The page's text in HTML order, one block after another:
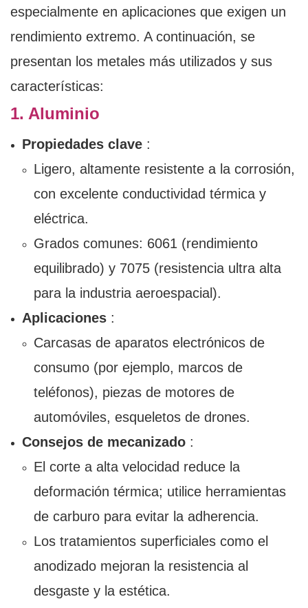
especialmente en aplicaciones que exigen un
rendimiento extremo. A continuación, se
presentan los metales más utilizados y sus
características:
1. Aluminio
Propiedades clave:
Ligero, altamente resistente a la corrosión,
con excelente conductividad térmica y
eléctrica.
Grados comunes: 6061 (rendimiento
equilibrado) y 7075 (resistencia ultra alta
para la industria aeroespacial).
Aplicaciones:
Carcasas de aparatos electrónicos de
consumo (por ejemplo, marcos de
teléfonos), piezas de motores de
automóviles, esqueletos de drones.
Consejos de mecanizado:
El corte a alta velocidad reduce la
deformación térmica; utilice herramientas
de carburo para evitar la adherencia.
Los tratamientos superficiales como el
anodizado mejoran la resistencia al
desgaste y la estética.